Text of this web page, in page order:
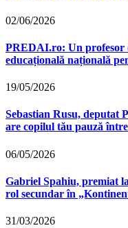
02/06/2026
PREDAI.ro: Un profesor
educațională națională
19/05/2026
Sebastian Rusu, deputat
are copilul tău pauză
06/05/2026
Gabriel Spahiu, premiat
rol secundar în
31/03/2026